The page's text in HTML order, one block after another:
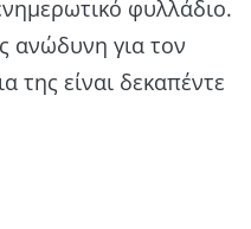
φυλλάδιο.
ανώδυνη για τον
της είναι δεκαπέντε